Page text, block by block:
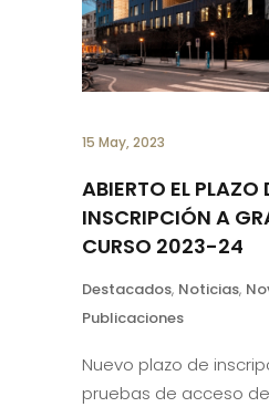
15 May, 2023
ABIERTO EL PLAZO
INSCRIPCIÓN A
CURSO 2023-24
Destacados, Noticias,
Publicaciones
Nuevo plazo de
pruebas de acceso